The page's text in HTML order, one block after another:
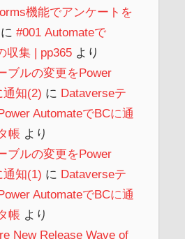
機能でアンケートを
に #001 Automateで
収集 | pp365より
ブルの変更をPower
通知(2) に Dataverseテ
AutomateでBCに通
帳 より
ブルの変更をPower
通知(1) に Dataverseテ
AutomateでBCに通
帳 より
New Release Wave of